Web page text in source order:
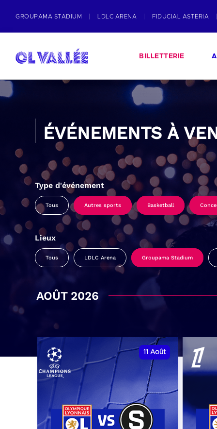
GROUPAMA STADIUM LDLC ARENA FIDUCIAL ASTERIA
BILLETTERIE
ÉVÉNEMENTS À
Type d'événement
Tous Autres sports Basketball
Lieux
Tous LDLC Arena Groupama Stadium
AOÛT 2026
11 Août